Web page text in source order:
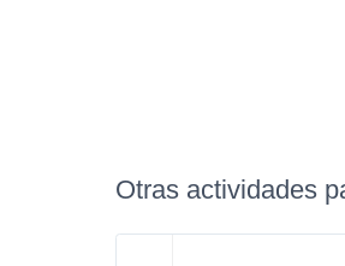
Otras actividades